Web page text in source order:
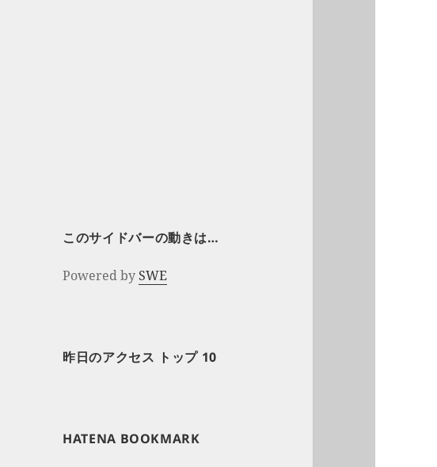
このサイドバーの動きは…
Powered by SWE
昨日のアクセス トップ 10
HATENA BOOKMARK